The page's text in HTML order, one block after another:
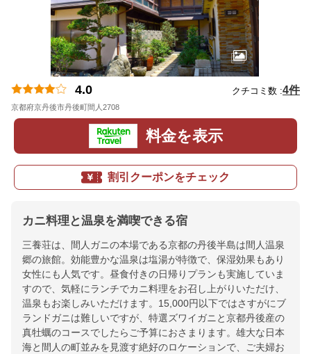
4.0 クチコミ数 :4件
京都府京丹後市丹後町間人2708
料金を表示
割引クーポンをチェック
カニ料理と温泉を満喫できる宿
三養荘は、間人ガニの本場である京都の丹後半島は間人温泉
郷の旅館。効能豊かな温泉は塩湯が特徴で、保湿効果もあり
女性にも人気です。昼食付きの日帰りプランも実施していま
すので、気軽にランチでカニ料理をお召し上がりいただけ、
温泉もお楽しみいただけます。15,000円以下ではさすがにブ
ランドガニは難しいですが、特選ズワイガニと京都丹後産の
真牡蠣のコースでしたらご予算におさまります。雄大な日本
海と間人の町並みを見渡す絶好のロケーションで、ご夫婦お